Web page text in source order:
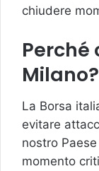
chiudere
Perché
Milano?
La Borsa
evitare
nostro
momento